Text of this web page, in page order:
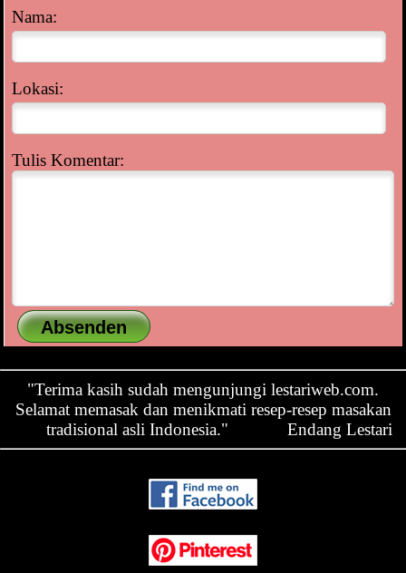
Nama:
Lokasi:
Tulis Komentar:
"Terima kasih sudah mengunjungi lestariweb.com.
Selamat memasak dan menikmati resep-resep masakan
tradisional asli Indonesia."
Endang Lestari